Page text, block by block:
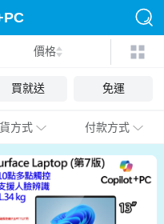
價格
買就送 免運
方式 付款方式